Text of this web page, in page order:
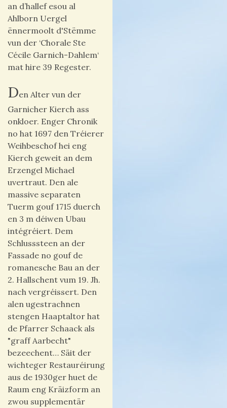
an d’hallef esou al
Ahlborn Uergel
ënnermoolt d'Stëmme
vun der ‘Chorale Ste
Cécile Garnich-Dahlem‘
mat hire 39 Regester.
Den Alter vun der
Garnicher Kierch ass
onkloer. Enger Chronik
no hat 1697 den Tréierer
Weihbeschof hei eng
Kierch geweit an dem
Erzengel Michael
uvertraut. Den ale
massive separaten
Tuerm gouf 1715 duerch
en 3 m déiwen Ubau
intégréiert. Dem
Schlusssteen an der
Fassade no gouf de
romanesche Bau an der
2. Hallschent vum 19. Jh.
nach vergréissert. Den
alen ugestrachnen
stengen Haaptaltor hat
de Pfarrer Schaack als
"graff Aarbecht"
bezeechent… Säit der
wichteger Restauréirung
aus de 1930ger huet de
Raum eng Kräizform an
zwou supplementär